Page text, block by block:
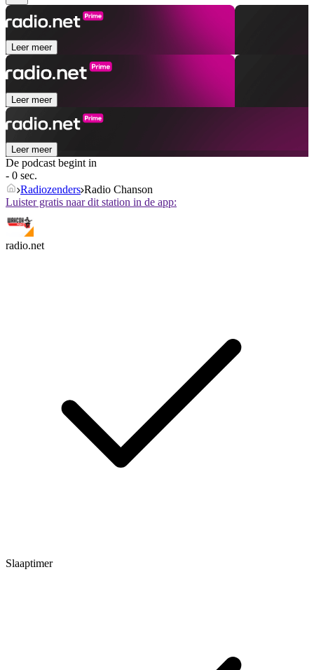
Leer meer
Leer meer
Leer meer
De podcast begint in
- 0 sec.
Radiozenders Radio Chanson
Luister gratis naar dit station in de app:
radio.net
Slaaptimer